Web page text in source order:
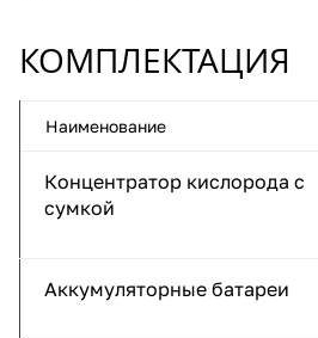
КОМПЛЕКТАЦИЯ
Наименование
Концентратор кислорода с
сумкой
Аккумуляторные батареи